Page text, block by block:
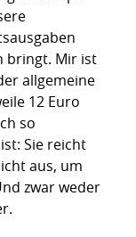
bringt. Mir ist
allgemeine
12 Euro
so
Sie reicht
aus, um
zwar weder